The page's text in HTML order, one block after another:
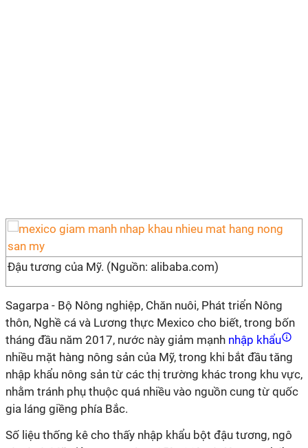
Đậu tương của Mỹ. (Nguồn: alibaba.com)
Sagarpa - Bộ Nông nghiệp, Chăn nuôi, Phát triển Nông
thôn, Nghề cá và Lương thực Mexico cho biết, trong bốn
tháng đầu năm 2017, nước này giảm mạnh nhập khẩu
nhiều mặt hàng nông sản của Mỹ, trong khi bắt đầu tăng
nhập khẩu nông sản từ các thị trường khác trong khu vực,
nhằm tránh phụ thuộc quá nhiều vào nguồn cung từ quốc
gia láng giềng phía Bắc.
Số liệu thống kê cho thấy nhập khẩu bột đậu tương, ngô